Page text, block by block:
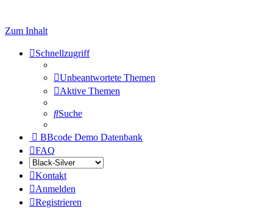
Zum Inhalt
Schnellzugriff
Unbeantwortete Themen
Aktive Themen
Suche
BBcode Demo Datenbank
FAQ
Kontakt
Anmelden
Registrieren